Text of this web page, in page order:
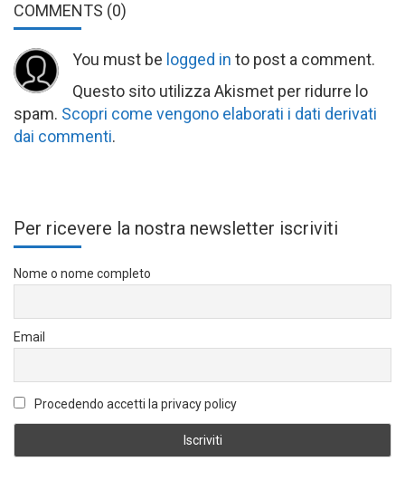
COMMENTS (0)
You must be logged in to post a comment.
Questo sito utilizza Akismet per ridurre lo
spam. Scopri come vengono elaborati i dati derivati
dai commenti.
Per ricevere la nostra newsletter iscriviti
Nome o nome completo
Email
Procedendo accetti la privacy policy